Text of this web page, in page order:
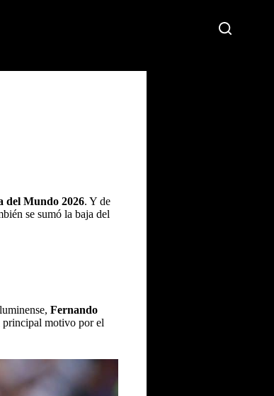
del Mundo 2026. Y de
se sumó la baja del
Fernando
principal motivo por el